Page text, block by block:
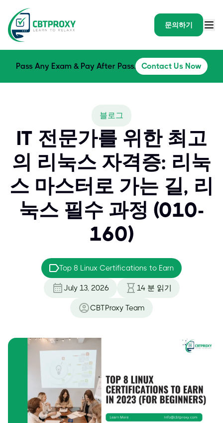
문의하기
Pass Any Exam & Pay After Pass. Contact Us Now
블로그
IT 전문가를 위한 최고
의 리눅스 자격증: 리눅
스 마스터로 가는 길, 리
눅스 필수 과정 (010-
160)
Top 8 Linux Certifications to Earn
July 13, 2026 14 분 읽기
CBTProxy Team